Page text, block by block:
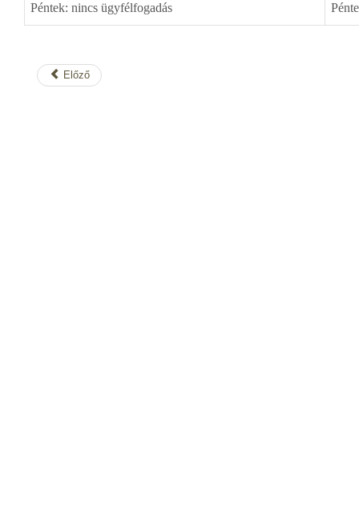
Péntek: nincs ügyfélfogadás
Előző